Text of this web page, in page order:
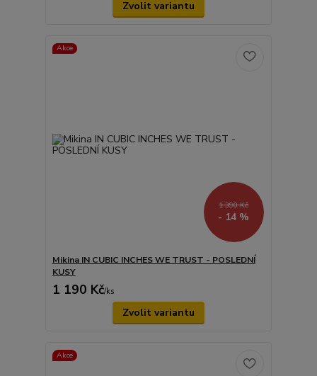
Zvolit variantu
Akce
1 390 Kč
- 14 %
Mikina IN CUBIC INCHES WE TRUST - POSLEDNÍ
KUSY
1 190 Kč/ks
Zvolit variantu
Akce